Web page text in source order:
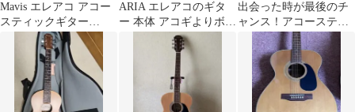
Mavis エレアコ アコー
スティックギター
YAMAHA Morris
ARIA エレアコのギタ
ー 本体 アコギよりボデ
ィが薄くて弾きやすい
出会った時が最後のチ
ャンス！アコースティ
ックギター ヤマハ
FG412BL超美品